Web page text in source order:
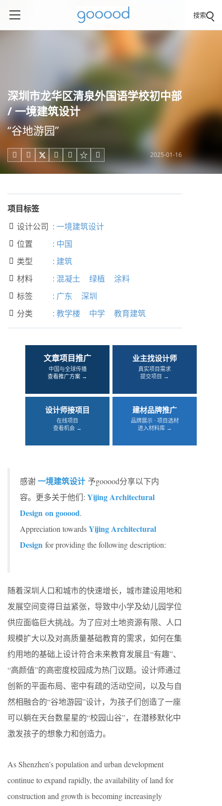
搜索
深圳市龙华区清泉外国语学校初中部
/ 一境建筑设计
“谷地游园”
     2025-01-16
项目标签
 设计公司 : 一境建筑设计
 位置 : 中国
 类型 : 建筑
 材料 : 混凝土 绿植 涂料
 标签 : 广东 深圳
 分类 : 教学楼 中学 教育建筑
文章项目推广
中国与全球传播
查看推广方案 →
业主找设计师
真实项目需求
提交项目 →
设计师接项目
在线项目
查看机会 →
建材品牌推广
品牌展示 · 项目选材
进入材料库 →
感谢一境建筑设计 予gooood分享以下内
容。更多关于他们: Yijing Architectural
Design on gooood.
Appreciation towardsYijing Architectural
Design for providing the following description:
随着深圳人口和城市的快速增长，城市建设用地和
发展空间变得日益紧张，导致中小学及幼儿园学位
供应面临巨大挑战。为了应对土地资源有限、人口
规模扩大以及对高质量基础教育的需求，如何在集
约用地的基础上设计符合未来教育发展且“有趣”、
“高颜值”的高密度校园成为热门议题。设计师通过
创新的平面布局、密中有疏的活动空间，以及与自
然相融合的“谷地游园”设计，为孩子们创造了一座
可以躺在天台数星星的“校园山谷”，在潜移默化中
激发孩子的想象力和创造力。
As Shenzhen’s population and urban development
continue to expand rapidly, the availability of land for
construction and growth is becoming increasingly